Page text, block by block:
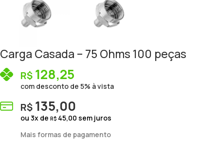
Carga Casada – 75 Ohms 100 peças
R$ 128,25
com desconto de 5% à vista
R$ 135,00
ou 3x de R$ 45,00 sem juros
Mais formas de pagamento